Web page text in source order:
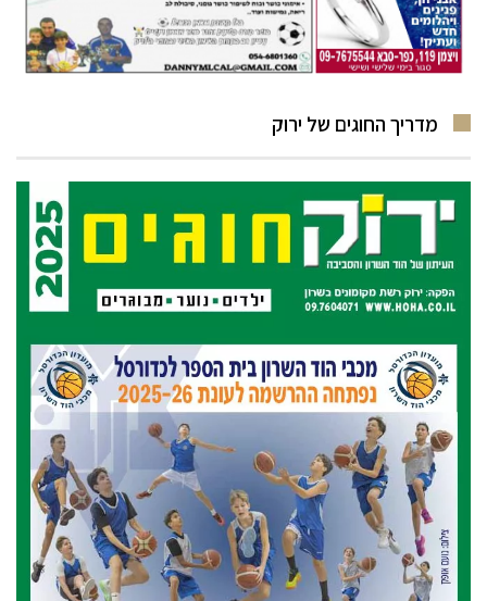
מדריך החוגים של ירוק